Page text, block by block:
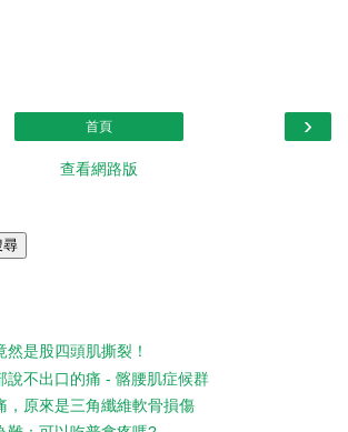
›
首頁
查看網路版
是股四頭肌撕裂！
說不出口的痛 - 髂腰肌症候群
，原來是三角纖維軟骨損傷